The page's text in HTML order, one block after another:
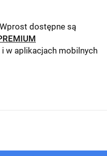
dostępne są
w aplikacjach mobilnych